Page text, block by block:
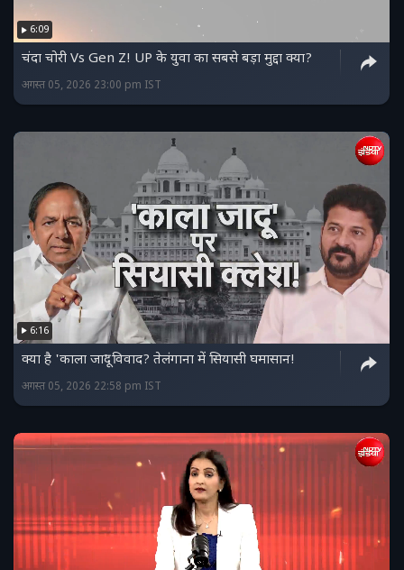
6:09
चंदा चोरी Vs Gen Z! UP के युवा का सबसे बड़ा मुद्दा क्या?
अगस्त 05, 2026 23:00 pm IST
6:16
क्या है 'काला जादू' विवाद? तेलंगाना में सियासी घमासान!
अगस्त 05, 2026 22:58 pm IST